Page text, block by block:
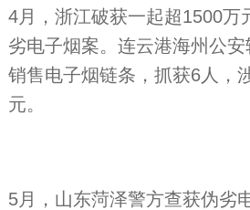
4月，浙江破获一起超1500万
劣电子烟案。连云港海州公
销售电子烟链条，抓获6人，
元。
5月，山东菏泽警方查获伪劣